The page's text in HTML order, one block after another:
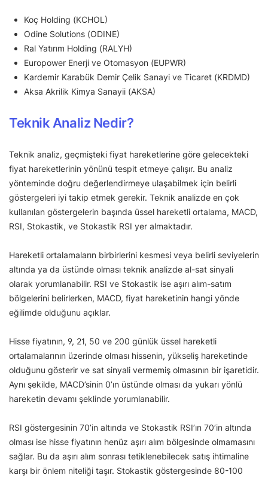
Koç Holding (KCHOL)
Odine Solutions (ODINE)
Ral Yatırım Holding (RALYH)
Europower Enerji ve Otomasyon (EUPWR)
Kardemir Karabük Demir Çelik Sanayi ve Ticaret (KRDMD)
Aksa Akrilik Kimya Sanayii (AKSA)
Teknik Analiz Nedir?
Teknik analiz, geçmişteki fiyat hareketlerine göre gelecekteki
fiyat hareketlerinin yönünü tespit etmeye çalışır. Bu analiz
yönteminde doğru değerlendirmeye ulaşabilmek için belirli
göstergeleri iyi takip etmek gerekir. Teknik analizde en çok
kullanılan göstergelerin başında üssel hareketli ortalama, MACD,
RSI, Stokastik, ve Stokastik RSI yer almaktadır.
Hareketli ortalamaların birbirlerini kesmesi veya belirli seviyelerin
altında ya da üstünde olması teknik analizde al-sat sinyali
olarak yorumlanabilir. RSI ve Stokastik ise aşırı alım-satım
bölgelerini belirlerken, MACD, fiyat hareketinin hangi yönde
eğilimde olduğunu açıklar.
Hisse fiyatının, 9, 21, 50 ve 200 günlük üssel hareketli
ortalamalarının üzerinde olması hissenin, yükseliş hareketinde
olduğunu gösterir ve sat sinyali vermemiş olmasının bir işaretidir.
Aynı şekilde, MACD’sinin 0’ın üstünde olması da yukarı yönlü
hareketin devamı şeklinde yorumlanabilir.
RSI göstergesinin 70’in altında ve Stokastik RSI’ın 70’in altında
olması ise hisse fiyatının henüz aşırı alım bölgesinde olmamasını
sağlar. Bu da aşırı alım sonrası tetiklenebilecek satış ihtimaline
karşı bir önlem niteliği taşır. Stokastik göstergesinde 80-100